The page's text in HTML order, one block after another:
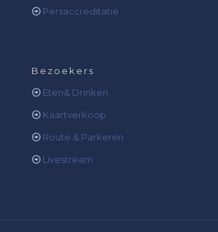
Persaccreditatie
Bezoekers
Eten& Drinken
Kaartverkoop
Route & Parkeren
Livestream